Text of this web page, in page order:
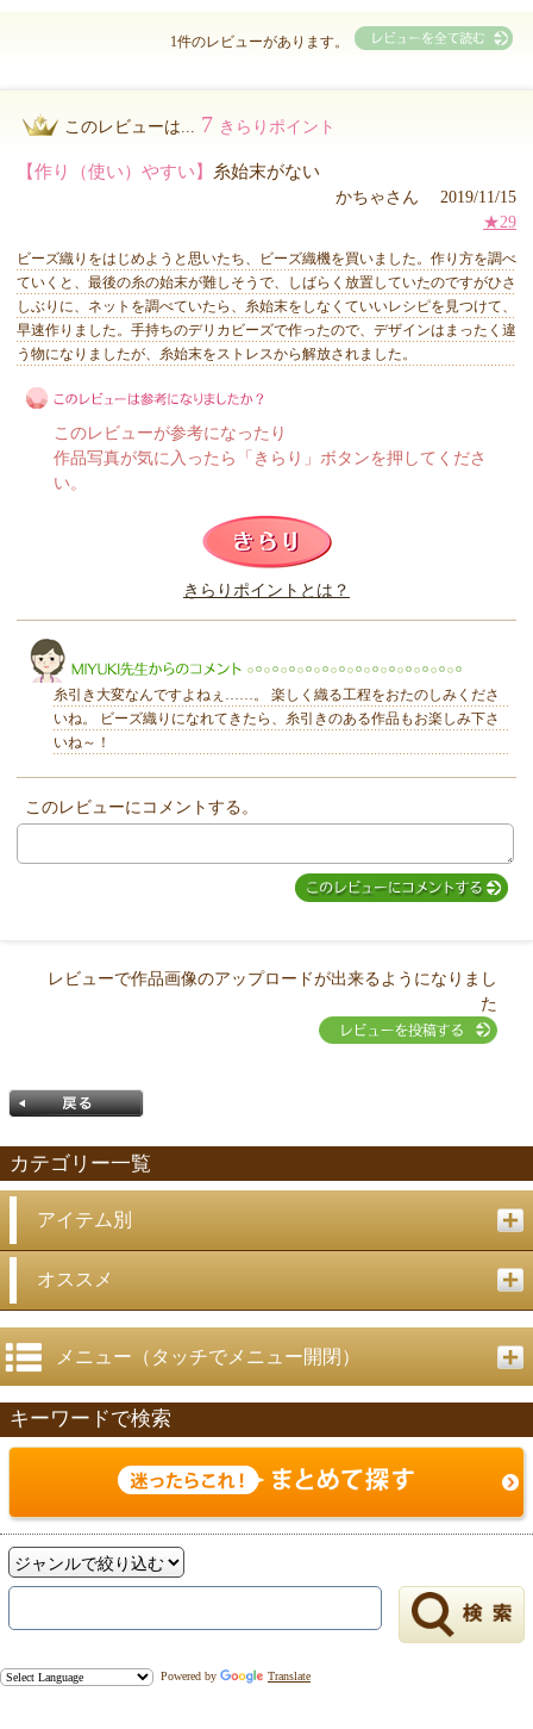
1件のレビューがあります。
このレビューは... 7 きらりポイント
【作り（使い）やすい】 糸始末がない
かちゃさん 2019/11/15
★29
ビーズ織りをはじめようと思いたち、ビーズ織機を買いました。作り方を調べ
ていくと、最後の糸の始末が難しそうで、しばらく放置していたのですがひさ
しぶりに、ネットを調べていたら、糸始末をしなくていいレシピを見つけて、
早速作りました。手持ちのデリカビーズで作ったので、デザインはまったく違
う物になりましたが、糸始末をストレスから解放されました。
このレビューは参考になりましたか？
このレビューが参考になったり
作品写真が気に入ったら「きらり」ボタンを押してくださ
い。
きらりポイントとは？
MIYUKI先生からのコメント
糸引き大変なんですよねぇ……。 楽しく織る工程をおたのしみくださ
いね。 ビーズ織りになれてきたら、糸引きのある作品もお楽しみ下さ
いね～！
このレビューにコメントする。
レビューで作品画像のアップロードが出来るようになりまし
た
カテゴリー一覧
アイテム別
オススメ
メニュー（タッチでメニュー開閉）
キーワードで検索
Powered by Translate